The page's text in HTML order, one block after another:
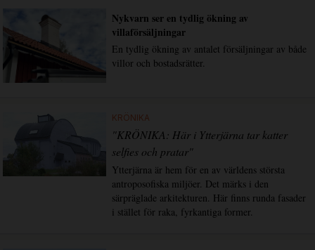
Nykvarn ser en tydlig ökning av
villaförsäljningar
En tydlig ökning av antalet försäljningar av både
villor och bostadsrätter.
KRÖNIKA
"KRÖNIKA: Här i Ytterjärna tar katter
selfies och pratar"
Ytterjärna är hem för en av världens största
antroposofiska miljöer. Det märks i den
särpräglade arkitekturen. Här finns runda fasader
i stället för raka, fyrkantiga former.